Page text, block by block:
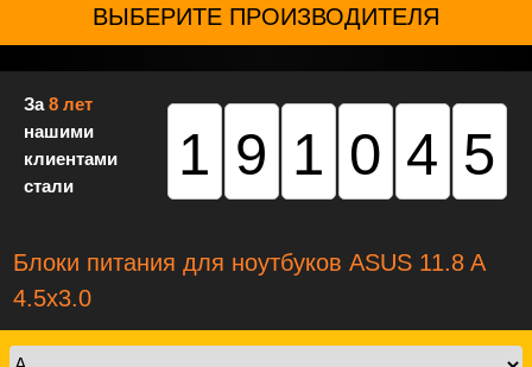
ВЫБЕРИТЕ ПРОИЗВОДИТЕЛЯ
За8 лет
нашими
клиентами
стали
191045
Блоки питания для ноутбуков ASUS 11.8 A
4.5x3.0